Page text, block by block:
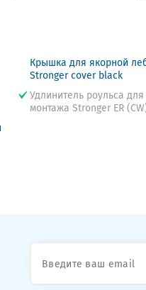
Крышка для якорной
Stronger cover black
Удлинитель роульса
монтажа Stronger ER